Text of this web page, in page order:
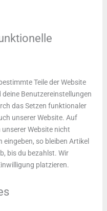
Teile der Website
Benutzereinstellungen
das Setzen funktionaler
unserer Website. Auf
Website nicht
so bleiben Artikel
bis du bezahlst. Wir
platzieren.